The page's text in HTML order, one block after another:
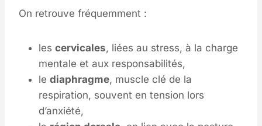
On retrouve fréquemment :
les cervicales, liées au stress, à la charge
mentale et aux responsabilités,
le diaphragme, muscle clé de la
respiration, souvent en tension lors
d’anxiété,